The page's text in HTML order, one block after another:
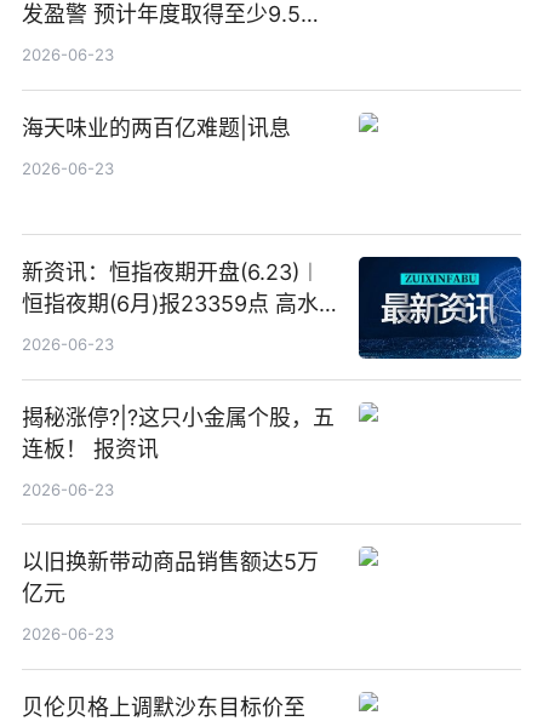
发盈警 预计年度取得至少9.5亿
港元的亏损 同比盈转亏
2026-06-23
海天味业的两百亿难题|讯息
2026-06-23
新资讯：恒指夜期开盘(6.23)︱
恒指夜期(6月)报23359点 高水
23点
2026-06-23
揭秘涨停?|?这只小金属个股，五
连板！ 报资讯
2026-06-23
以旧换新带动商品销售额达5万
亿元
2026-06-23
贝伦贝格上调默沙东目标价至